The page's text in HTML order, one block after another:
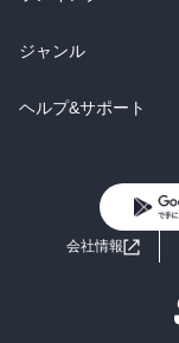
BL・TL
雑誌・グラビア
BL・TL
ラノベ
雑誌・グラビア
総合
ラノベ
ジャンル
コミック
ライトノベル
ヘルプ&サポート
よくあるご質問
会社情報